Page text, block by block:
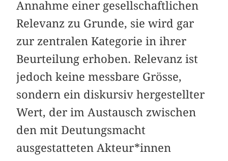
Annahme einer gesellschaftlichen
Relevanz zu Grunde, sie wird gar
zur zentralen Kategorie in ihrer
Beurtei­lung erhoben. Relevanz ist
jedoch keine messbare Grösse,
sondern ein diskursiv hergestellter
Wert, der im Austausch zwischen
den mit Deutungsmacht
ausgestatteten Akteur*in­nen